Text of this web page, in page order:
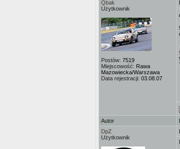
Qbak
Użytkownik
Postów: 7519
Miejscowość: Rawa
Mazowiecka/Warszawa
Data rejestracji: 03.08.07
Autor
DpZ
Użytkownik